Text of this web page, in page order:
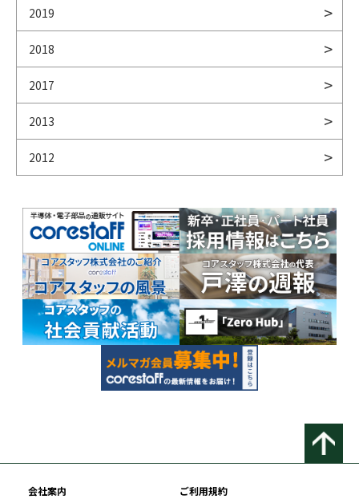
2019
2018
2017
2013
2012
会社案内
ご利用規約